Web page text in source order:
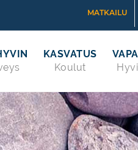
MATKAILU
KASVATUS
Koulut